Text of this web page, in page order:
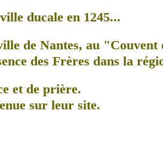
ducale en 1245...
de Nantes, au "Couvent
des Frères dans la
et de prière.
sur leur site.